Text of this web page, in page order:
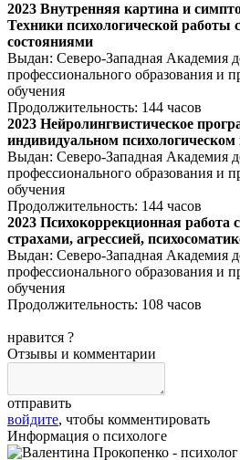
2023 Внутренняя картина и
Техники психологической работы
состояниями
Выдан: Северо-Западная Академия
профессионального образования и
обучения
Продолжительность: 144 часов
2023 Нейролингвистическое
индивидуальном
Выдан: Северо-Западная Академия
профессионального образования и
обучения
Продолжительность: 144 часов
2023 Психокоррекционная работа
страхами, агрессией,
Выдан: Северо-Западная Академия
профессионального образования и
обучения
Продолжительность: 108 часов
нравится ?
Отзывы и комментарии
отправить
войдите, чтобы комментировать
Информация о психологе